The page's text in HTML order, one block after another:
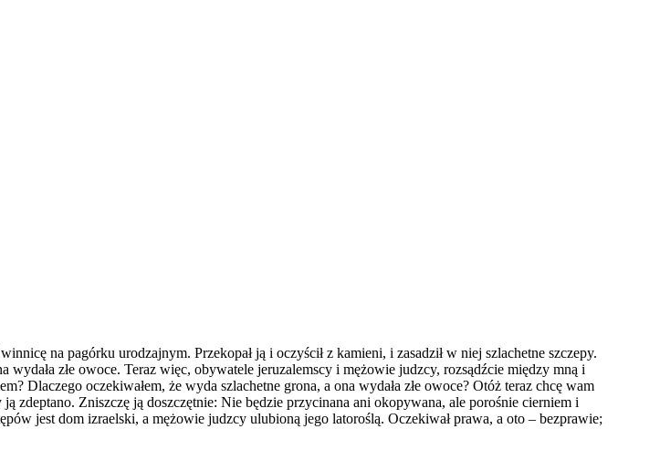
na pagórku urodzajnym. Przekopał ją i oczyścił z kamieni, i zasadził w niej szlachetne szczepy.
złe owoce. Teraz więc, obywatele jeruzalemscy i mężowie judzcy, rozsądźcie między mną i
Dlaczego oczekiwałem, że wyda szlachetne grona, a ona wydała złe owoce? Otóż teraz chcę wam
zdeptano. Zniszczę ją doszczętnie: Nie będzie przycinana ani okopywana, ale porośnie cierniem i
jest dom izraelski, a mężowie judzcy ulubioną jego latoroślą. Oczekiwał prawa, a oto – bezprawie;